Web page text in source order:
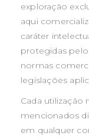
exploração
aqui
caráter
protegidas
normas
legislações
Cada utilização
mencionados
em qualquer